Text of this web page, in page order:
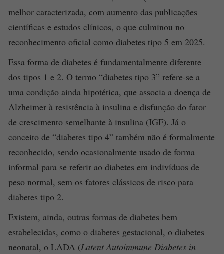
melhor caracterizada, com aumento das publicações
científicas e estudos clínicos, o que culminou no
reconhecimento oficial como diabetes tipo 5 em 2025.
Essa forma de diabetes é fundamentalmente diferente
dos tipos 1 e 2. O termo “diabetes tipo 3” refere-se a
uma condição ainda hipotética, que associa a doença de
Alzheimer à resistência à insulina e disfunção do fator
de crescimento semelhante à insulina (IGF). Já o
conceito de “diabetes tipo 4” também não é formalmente
reconhecido, sendo ocasionalmente usado de forma
informal para se referir ao diabetes em indivíduos de
peso normal, sem os fatores clássicos de risco para
diabetes tipo 2.
Existem, ainda, outras formas de diabetes bem
estabelecidas, como o diabetes gestacional, o diabetes
neonatal, o LADA (Latent Autoimmune Diabetes in